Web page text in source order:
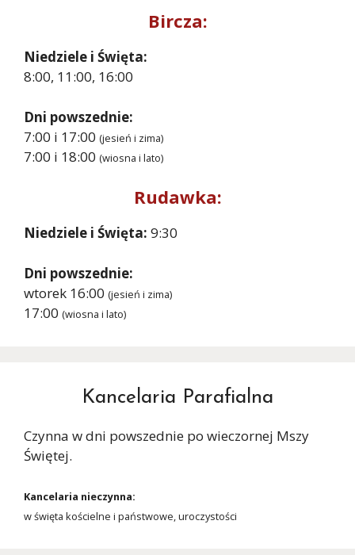
Bircza:
Niedziele i Święta:
8:00, 11:00, 16:00
Dni powszednie:
7:00 i 17:00 (jesień i zima)
7:00 i 18:00 (wiosna i lato)
Rudawka:
Niedziele i Święta: 9:30
Dni powszednie:
wtorek 16:00 (jesień i zima)
17:00 (wiosna i lato)
Kancelaria Parafialna
Czynna w dni powszednie po wieczornej Mszy
Świętej.
Kancelaria nieczynna:
w święta kościelne i państwowe, uroczystości